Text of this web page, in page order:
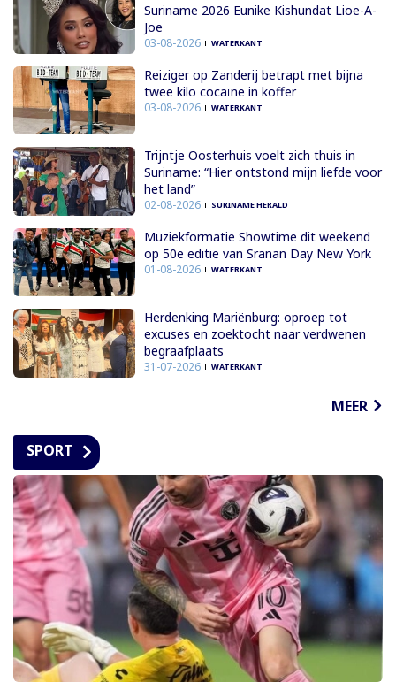
Suriname 2026 Eunike Kishundat Lioe-A-
Joe
03-08-2026 WATERKANT
Reiziger op Zanderij betrapt met bijna
twee kilo cocaïne in koffer
03-08-2026 WATERKANT
Trijntje Oosterhuis voelt zich thuis in
Suriname: “Hier ontstond mijn liefde voor
het land”
02-08-2026 SURINAME HERALD
Muziekformatie Showtime dit weekend
op 50e editie van Sranan Day New York
01-08-2026 WATERKANT
Herdenking Mariënburg: oproep tot
excuses en zoektocht naar verdwenen
begraafplaats
31-07-2026 WATERKANT
MEER
SPORT